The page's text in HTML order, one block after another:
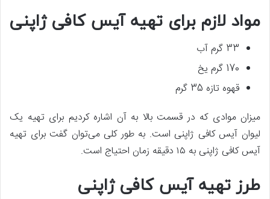
مواد لازم برای تهیه آیس کافی ژاپنی
33 گرم آب
170 گرم یخ
قهوه تازه 35 گرم
میزان موادی که در قسمت بالا به آن اشاره کردیم برای تهیه یک
لیوان آیس کافی ژاپنی است. به طور کلی می‌توان گفت برای تهیه
آیس کافی ژاپنی به ۱۵ دقیقه زمان احتیاج است.
طرز تهیه آیس کافی ژاپنی